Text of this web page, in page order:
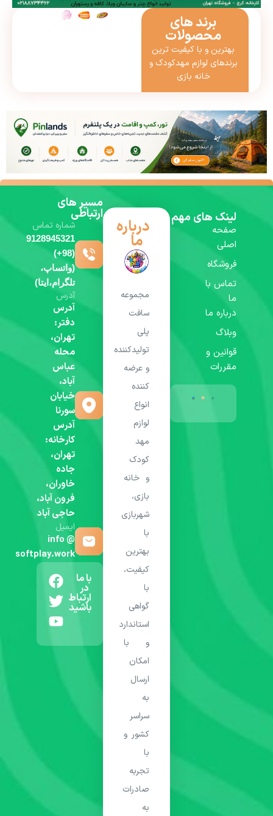
برند های
محصولات
بهترین و با کیفیت ترین
برندهای لوازم مهدکودک و
خانه بازی
لینک های مهم
صفحه
اصلی
فروشگاه
تماس با
ما
درباره ما
وبلاگ
قوانین و
مقررات
درباره
ما
مجموعه
سافت
پلی
تولیدکننده
و عرضه
کننده
انواع
لوازم
مهد
کودک
و خانه
بازی،
شهربازی
با
بهترین
کیفیت،
با
گواهی
استاندارد
و با
امکان
ارسال
به
سراسر
کشور و
با
تجربه
صادرات
به
مسیر های
ارتباطی
شماره تماس
9128945321
(98+)
(واتساپ،
تلگرام،ایتا)
آدرس
آدرس
دفتر:
تهران،
محله
عباس
آباد،
خیابان
سورنا
آدرس
کارخانه:
تهران،
جاده
خاوران،
فرون آباد،
حاجی آباد
ایمیل
info @
softplay.work
با ما
در
ارتباط
باشید